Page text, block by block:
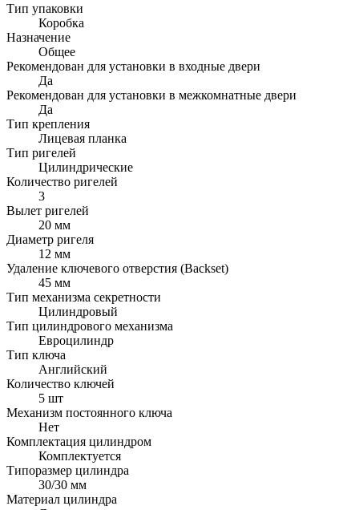
Тип упаковки
Коробка
Назначение
Общее
Рекомендован для установки в входные двери
Да
Рекомендован для установки в межкомнатные двери
Да
Тип крепления
Лицевая планка
Тип ригелей
Цилиндрические
Количество ригелей
3
Вылет ригелей
20 мм
Диаметр ригеля
12 мм
Удаление ключевого отверстия (Backset)
45 мм
Тип механизма секретности
Цилиндровый
Тип цилиндрового механизма
Евроцилиндр
Тип ключа
Английский
Количество ключей
5 шт
Механизм постоянного ключа
Нет
Комплектация цилиндром
Комплектуется
Типоразмер цилиндра
30/30 мм
Материал цилиндра